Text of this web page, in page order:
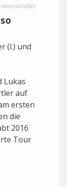
(l.) und
Lukas
auf
ersten
die
2016
Tour